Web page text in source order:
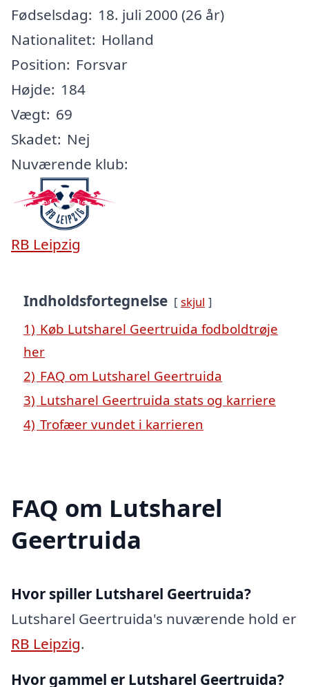
Fødselsdag: 18. juli 2000 (26 år)
Nationalitet: Holland
Position: Forsvar
Højde: 184
Vægt: 69
Skadet: Nej
Nuværende klub:
RB Leipzig
Indholdsfortegnelse skjul
1) Køb Lutsharel Geertruida fodboldtrøje
her
2) FAQ om Lutsharel Geertruida
3) Lutsharel Geertruida stats og karriere
4) Trofæer vundet i karrieren
FAQ om Lutsharel
Geertruida
Hvor spiller Lutsharel Geertruida?
Lutsharel Geertruida's nuværende hold er
RB Leipzig.
Hvor gammel er Lutsharel Geertruida?